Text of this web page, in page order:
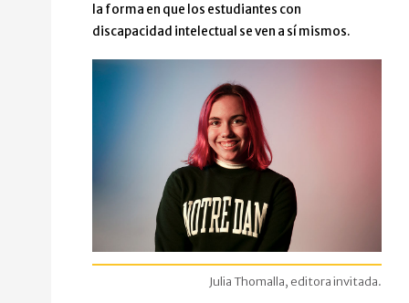
la forma en que los estudiantes con
discapacidad intelectual se ven a sí mismos.
Julia Thomalla, editora invitada.